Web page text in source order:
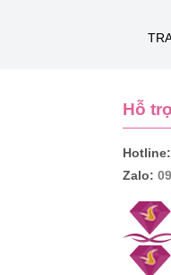
Hỗ
Hotline:
Zalo: